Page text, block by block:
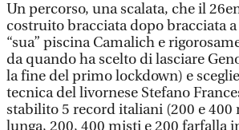
Un percorso, una scalata, che il
costruito bracciata dopo bracciata
“sua” piscina Camalich e
da quando ha scelto di lasciare
la fine del primo lockdown) e
tecnica del livornese Stefano
stabilito 5 record italiani (200 e 400
lunga, 200, 400 misti e 200 farfalla